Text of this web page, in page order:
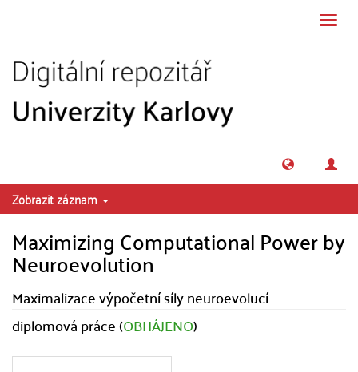
Zobrazit záznam
Maximizing Computational Power by
Neuroevolution
Maximalizace výpočetní síly neuroevolucí
diplomová práce (OBHÁJENO)